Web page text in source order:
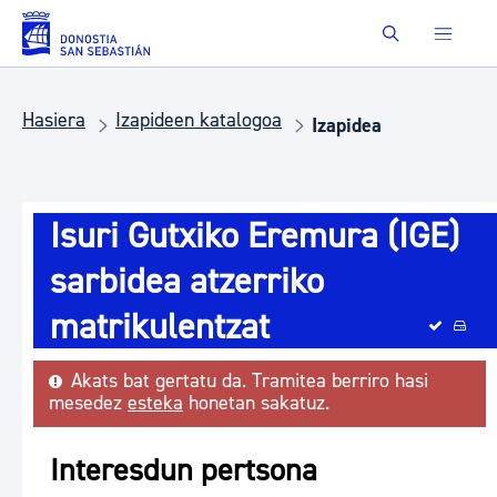
Eduki nagusira joan Buscar
Hasiera Izapideen katalogoa Izapidea
Isuri Gutxiko Eremura (IGE)
sarbidea atzerriko
matrikulentzat
Akats bat gertatu da. Tramitea berriro hasi
mesedez esteka honetan sakatuz.
Interesdun pertsona